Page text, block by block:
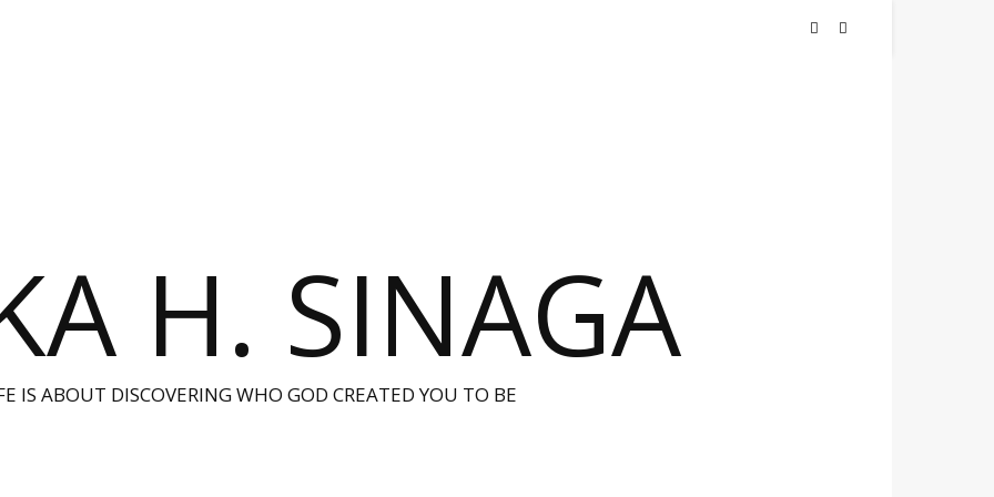
H. SINAGA
IS ABOUT DISCOVERING WHO GOD CREATED YOU TO BE